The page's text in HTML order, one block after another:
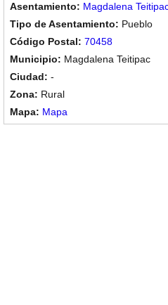
Magdalena
Pueblo
70458
Magdalena Teitipac
-
Rural
Mapa